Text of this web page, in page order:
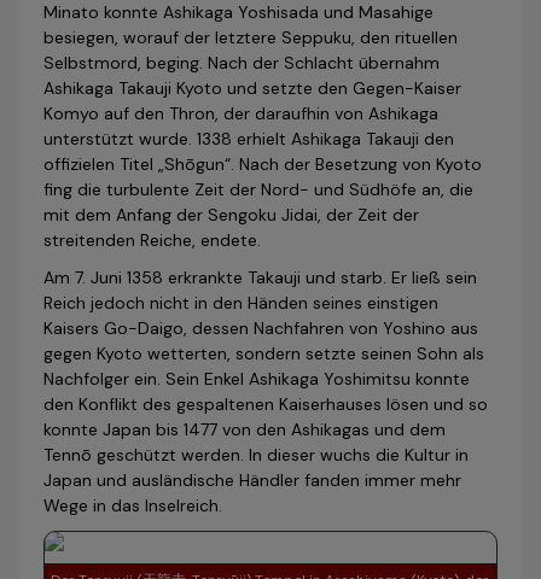
Minato konnte Ashikaga Yoshisada und Masahige
besiegen, worauf der letztere Seppuku, den rituellen
Selbstmord, beging. Nach der Schlacht übernahm
Ashikaga Takauji Kyoto und setzte den Gegen-Kaiser
Komyo auf den Thron, der daraufhin von Ashikaga
unterstützt wurde. 1338 erhielt Ashikaga Takauji den
offizielen Titel „Shōgun“. Nach der Besetzung von Kyoto
fing die turbulente Zeit der Nord- und Südhöfe an, die
mit dem Anfang der Sengoku Jidai, der Zeit der
streitenden Reiche, endete.
Am 7. Juni 1358 erkrankte Takauji und starb. Er ließ sein
Reich jedoch nicht in den Händen seines einstigen
Kaisers Go-Daigo, dessen Nachfahren von Yoshino aus
gegen Kyoto wetterten, sondern setzte seinen Sohn als
Nachfolger ein. Sein Enkel Ashi­kaga Yoshimitsu konnte
den Konflikt des gespaltenen Kaiserhauses lösen und so
konnte Japan bis 1477 von den Ashikagas und dem
Tennō geschützt werden. In dieser wuchs die Kultur in
Japan und ausländische Händler fanden immer mehr
Wege in das Inselreich.